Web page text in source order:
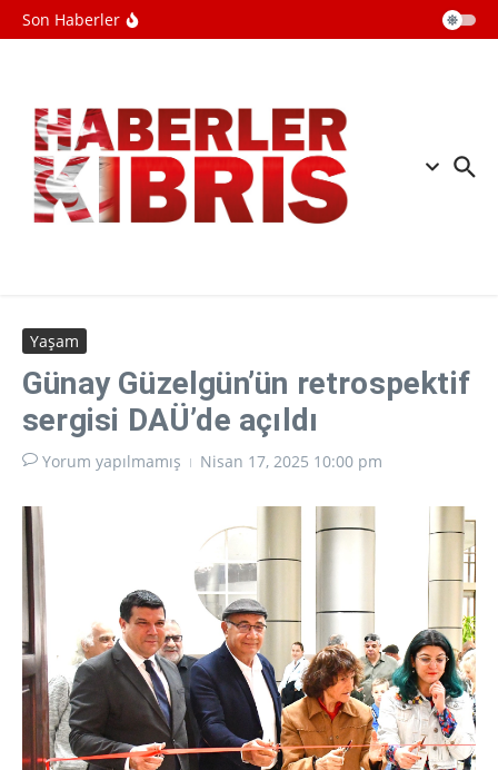
İçeriğe atla
Son Haberler
Danimarka'da okullara yapay zeka ile
gasbeden İsrailliler, topraktan sonra
evlere de el koyuyor
Yaşam
Günay Güzelgün’ün retrospektif
sergisi DAÜ’de açıldı
Yorum yapılmamış Nisan 17, 2025 10:00 pm